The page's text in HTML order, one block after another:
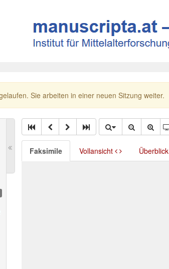
Sie arbeiten in einer neuen Sitzung weiter.
Faksimile Vollansicht Überblick